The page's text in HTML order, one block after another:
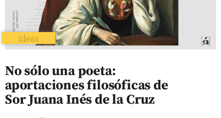
ideas
No sólo una poeta:
aportaciones filosóficas de
Sor Juana Inés de la Cruz